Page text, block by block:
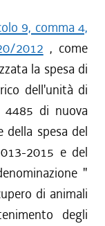
9, comma 4,
2012 , come
la spesa di
dell'unità di
4485 di nuova
spesa del
2015 e del
"
di animali
degli